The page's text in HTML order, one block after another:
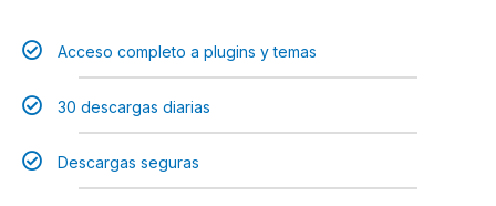
Acceso completo a plugins y temas​
30 descargas diarias
Descargas seguras​